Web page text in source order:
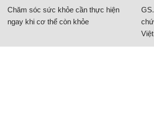
Chăm sóc sức khỏe cần thực hiện
ngay khi cơ thể còn khỏe